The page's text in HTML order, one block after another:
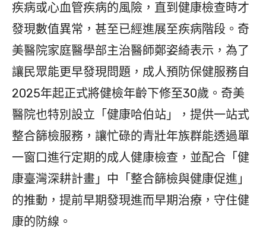
疾病或心血管疾病的風險，直到健康檢查時才
發現數值異常，甚至已經進展至疾病階段。奇
美醫院家庭醫學部主治醫師鄭姿綺表示，為了
讓民眾能更早發現問題，成人預防保健服務自
2025年起正式將健檢年齡下修至30歲。奇美
醫院也特別設立「健康哈伯站」，提供一站式
整合篩檢服務，讓忙碌的青壯年族群能透過單
一窗口進行定期的成人健康檢查，並配合「健
康臺灣深耕計畫」中「整合篩檢與健康促進」
的推動，提前早期發現進而早期治療，守住健
康的防線。